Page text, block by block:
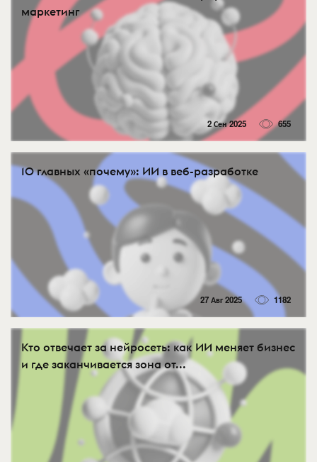
маркетинг
2 Сен 2025 655
10 главных «почему»: ИИ в веб-разработке
27 Авг 2025 1182
Кто отвечает за нейросеть: как ИИ меняет бизнес
и где заканчивается зона от...